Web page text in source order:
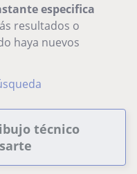
especifica
resultados o
haya nuevos
técnico